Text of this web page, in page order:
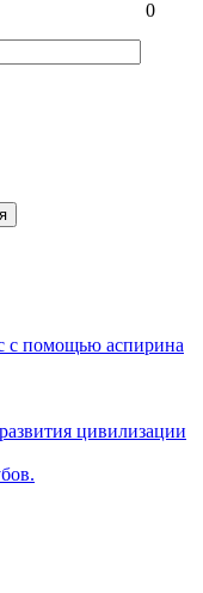
0
с помощью аспирина
цивилизации